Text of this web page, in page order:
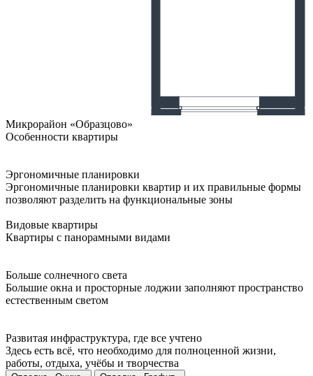
Микрорайон «Образцово»
Особенности квартиры
Эргономичные планировки
Эргономичные планировки квартир и их правильные формы
позволяют разделить на функциональные зоны
Видовые квартиры
Квартиры с панорамными видами
Больше солнечного света
Большие окна и просторные лоджии заполняют пространство
естественным светом
Развитая инфраструктура, где все учтено
Здесь есть всё, что необходимо для полноценной жизни,
работы, отдыха, учёбы и творчества